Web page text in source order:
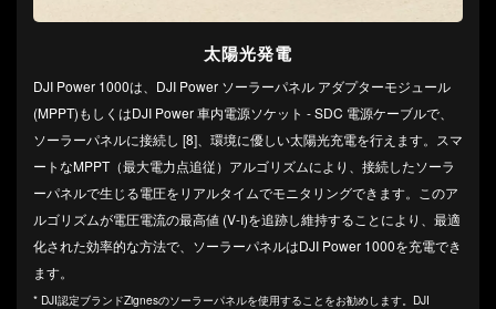
太陽光発電
DJI Power 1000は、DJI Power ソーラーパネル アダプターモジュール
(MPPT)‌もしくはDJI Power 車内電源ソケット - SDC 電源ケーブル‌で、
ソーラーパネルに接続し [8]、環境に優しい太陽光充電を行えます。スマ
ートなMPPT（最大電力点追従）アルゴリズムにより、接続したソーラ
ーパネルで生じる電圧をリアルタイムでモニタリングできます。このア
ルゴリズムが電圧電流の最高値 (V-I)を追跡し維持することにより、最適
化された効率的な方法で、ソーラーパネルはDJI Power 1000を充電でき
ます。
* DJI認定ブランドZignesのソーラーパネルを使用することをお勧めします。DJI